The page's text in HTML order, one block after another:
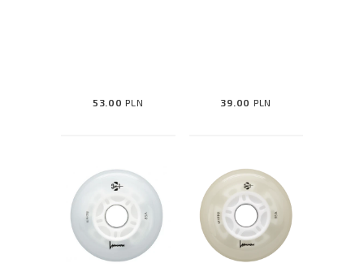
53.00 PLN 39.00 PLN